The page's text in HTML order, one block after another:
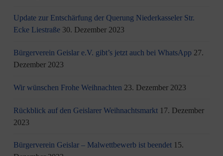
Update zur Entschärfung der Querung Niederkasseler Str.
Ecke Liestraße 30. Dezember 2023
Bürgerverein Geislar e.V. gibt’s jetzt auch bei WhatsApp 27.
Dezember 2023
Wir wünschen Frohe Weihnachten 23. Dezember 2023
Rückblick auf den Geislarer Weihnachtsmarkt 17. Dezember
2023
Bürgerverein Geislar – Malwettbewerb ist beendet 15.